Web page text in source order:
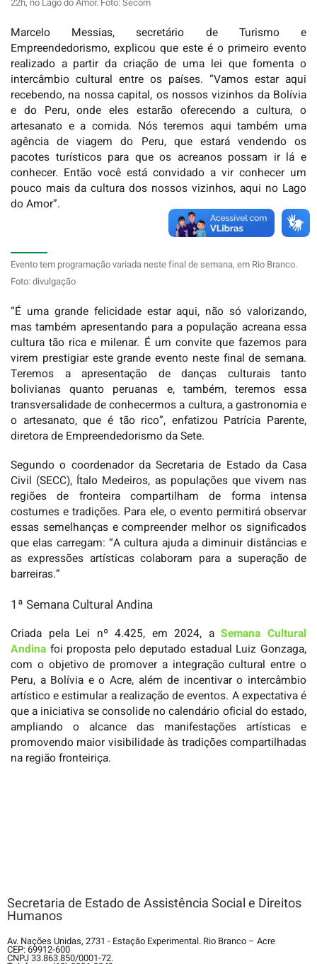
22h, no Lago do Amor. Foto: Secom
Marcelo Messias, secretário de Turismo e
Empreendedorismo, explicou que este é o primeiro evento
realizado a partir da criação de uma lei que fomenta o
intercâmbio cultural entre os países. “Vamos estar aqui
recebendo, na nossa capital, os nossos vizinhos da Bolívia
e do Peru, onde eles estarão oferecendo a cultura, o
artesanato e a comida. Nós teremos aqui também uma
agência de viagem do Peru, que estará vendendo os
pacotes turísticos para que os acreanos possam ir lá e
conhecer. Então você está convidado a vir conhecer um
pouco mais da cultura dos nossos vizinhos, aqui no Lago
do Amor”.
Evento tem programação variada neste final de semana, em Rio Branco.
Foto: divulgação
“É uma grande felicidade estar aqui, não só valorizando,
mas também apresentando para a população acreana essa
cultura tão rica e milenar. É um convite que fazemos para
virem prestigiar este grande evento neste final de semana.
Teremos a apresentação de danças culturais tanto
bolivianas quanto peruanas e, também, teremos essa
transversalidade de conhecermos a cultura, a gastronomia e
o artesanato, que é tão rico”, enfatizou Patrícia Parente,
diretora de Empreendedorismo da Sete.
Segundo o coordenador da Secretaria de Estado da Casa
Civil (SECC), Ítalo Medeiros, as populações que vivem nas
regiões de fronteira compartilham de forma intensa
costumes e tradições. Para ele, o evento permitirá observar
essas semelhanças e compreender melhor os significados
que elas carregam: “A cultura ajuda a diminuir distâncias e
as expressões artísticas colaboram para a superação de
barreiras.”
1ª Semana Cultural Andina
Criada pela Lei nº 4.425, em 2024, aSemana Cultural
Andina foi proposta pelo deputado estadual Luiz Gonzaga,
com o objetivo de promover a integração cultural entre o
Peru, a Bolívia e o Acre, além de incentivar o intercâmbio
artístico e estimular a realização de eventos. A expectativa é
que a iniciativa se consolide no calendário oficial do estado,
ampliando o alcance das manifestações artísticas e
promovendo maior visibilidade às tradições compartilhadas
na região fronteiriça.
Secretaria de Estado de Assistência Social e Direitos
Humanos
Av. Nações Unidas, 2731 - Estação Experimental. Rio Branco – Acre
CEP: 69912-600
CNPJ 33.863.850/0001-72.